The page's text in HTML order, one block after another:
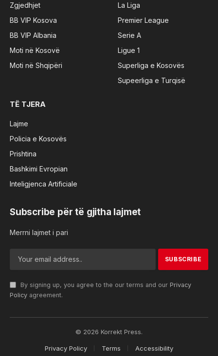
Zgjedhjet
BB VIP Kosova
BB VIP Albania
Moti në Kosovë
Moti në Shqipëri
La Liga
Premier League
Serie A
Ligue 1
Superliga e Kosovës
Supeerliga e Turqisë
TË TJERA
Lajme
Policia e Kosovës
Prishtina
Bashkimi Evropian
Inteligjenca Artificiale
Subscribe për të gjitha lajmet
Merrni lajmet i pari
By signing up, you agree to the our terms and our Privacy
Policy agreement.
© 2026 Korrekt Press.
Privacy Policy Terms Accessibility